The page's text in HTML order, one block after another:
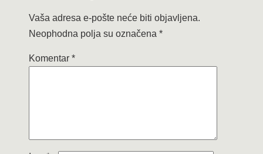
Vaša adresa e-pošte neće biti objavljena.
Neophodna polja su označena *
Komentar *